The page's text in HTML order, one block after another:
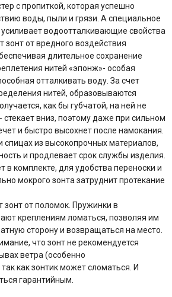
с пропиткой, которая успешно
воды, пыли и грязи. А специальное
водоотталкивающие свойства
от вредного воздействия
длительное сохранение
нитей «эпонж»- особая
отталкивать воду. За счет
нитей, образовываются
как бы губчатой, на ней не
стекает вниз, поэтому даже при сильном
и быстро высохнет после намокания.
спицах из высокопрочных материалов,
и продлевает срок службы изделия.
в комплекте, для удобства переноски и
мокрого зонта затруднит протекание
от поломок. Пружинки в
креплениям ломаться, позволяя им
сторону и возвращаться на место.
что зонт не рекомендуется
ветра (особенно
как зонтик может сломаться. И
гарантийным.